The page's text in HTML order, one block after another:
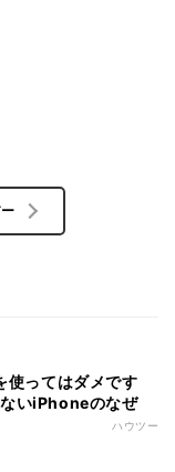
ってはダメです
いiPhoneのなぜ
ハウツー